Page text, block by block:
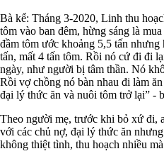
Bà kể: Tháng 3-2020, Linh thu
tôm vào ban đêm, hừng sáng là
đầm tôm ước khoảng 5,5 tấn
tấn, mất 4 tấn tôm. Rồi nó cứ đi đi
ngày, như người bị tâm thần. Nó
Rồi vợ chồng nó bàn nhau đi làm
đại lý thức ăn và nuôi tôm trở lại” -
Theo người mẹ, trước khi bỏ xứ đi,
với các chủ nợ, đại lý thức ăn
không thiệt tình, thu hoạch nhiều